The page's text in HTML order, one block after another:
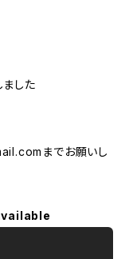
した
までお願いし